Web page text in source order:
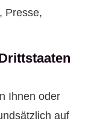
Presse,
Ihnen oder
auf